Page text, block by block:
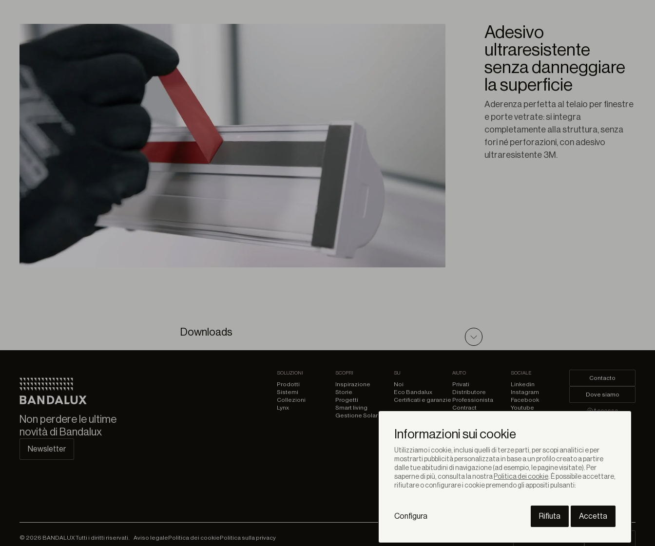
Adesivo
ultraresistente
senza danneggiare
la superficie
Aderenza perfetta al telaio per finestre
e porte vetrate: si integra
completamente alla struttura, senza
fori né perforazioni, con adesivo
ultraresistente 3M.
Downloads
Non perdere le ultime
novità di Bandalux
Newsletter
SOLUZIONI
Prodotti
Sistemi
Collezioni
Lynx
SCOPRI
Inspirazione
Storie
Progetti
Smart living
Gestione Solare
SU
Noi
Eco Bandalux
Certificati e garanzie
AIUTO
Privati
Distributore
Professionista
Contract
SOCIALE
Linkedin
Instagram
Facebook
Youtube
Contacto
Dove siamo
Accesso
© 2026 BANDALUX Tutti i diritti riservati. Aviso legalePolítica dei cookiePolitica sulla privacy
Informazioni sui cookie
Utilizziamo i cookie, inclusi quelli di terze parti, per scopi analitici e per
mostrarti pubblicità personalizzata in base a un profilo creato a partire
dalle tue abitudini di navigazione (ad esempio, le pagine visitate). Per
saperne di più, consulta la nostra Politica dei cookie. È possibile accettare,
rifiutare o configurare i cookie premendo gli appositi pulsanti:
Configura Rifiuta Accetta